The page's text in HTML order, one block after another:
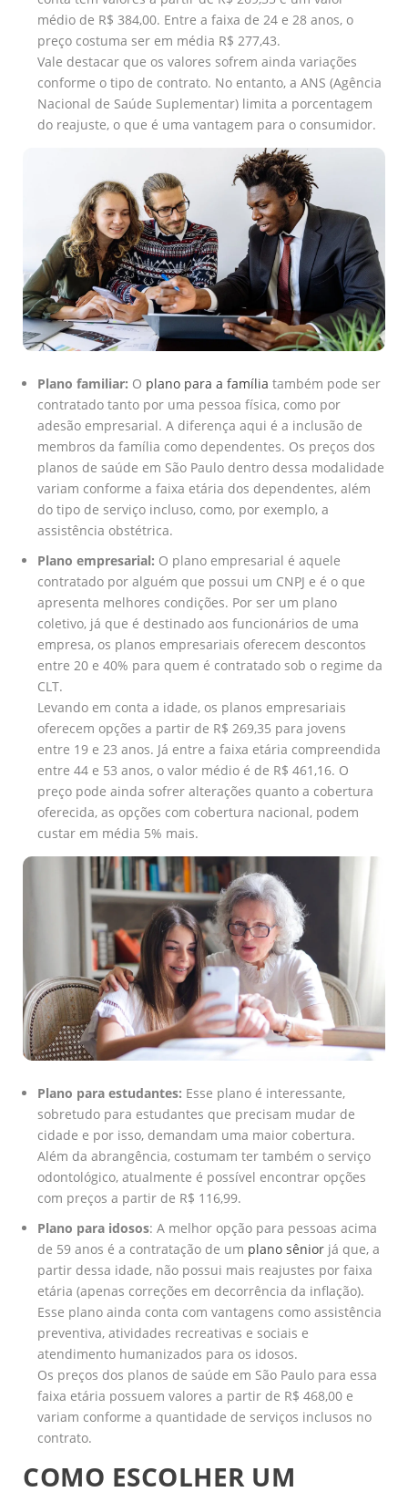
médio de R$ 384,00. Entre a faixa de 24 e 28 anos, o
preço costuma ser em média R$ 277,43.
Vale destacar que os valores sofrem ainda variações
conforme o tipo de contrato. No entanto, a ANS (Agência
Nacional de Saúde Suplementar) limita a porcentagem
do reajuste, o que é uma vantagem para o consumidor.
Plano familiar: O plano para a família também pode ser
contratado tanto por uma pessoa física, como por
adesão empresarial. A diferença aqui é a inclusão de
membros da família como dependentes. Os preços dos
planos de saúde em São Paulo dentro dessa modalidade
variam conforme a faixa etária dos dependentes, além
do tipo de serviço incluso, como, por exemplo, a
assistência obstétrica.
Plano empresarial: O plano empresarial é aquele
contratado por alguém que possui um CNPJ e é o que
apresenta melhores condições. Por ser um plano
coletivo, já que é destinado aos funcionários de uma
empresa, os planos empresariais oferecem descontos
entre 20 e 40% para quem é contratado sob o regime da
CLT.
Levando em conta a idade, os planos empresariais
oferecem opções a partir de R$ 269,35 para jovens
entre 19 e 23 anos. Já entre a faixa etária compreendida
entre 44 e 53 anos, o valor médio é de R$ 461,16. O
preço pode ainda sofrer alterações quanto a cobertura
oferecida, as opções com cobertura nacional, podem
custar em média 5% mais.
Plano para estudantes: Esse plano é interessante,
sobretudo para estudantes que precisam mudar de
cidade e por isso, demandam uma maior cobertura.
Além da abrangência, costumam ter também o serviço
odontológico, atualmente é possível encontrar opções
com preços a partir de R$ 116,99.
Plano para idosos: A melhor opção para pessoas acima
de 59 anos é a contratação de um plano sênior já que, a
partir dessa idade, não possui mais reajustes por faixa
etária (apenas correções em decorrência da inflação).
Esse plano ainda conta com vantagens como assistência
preventiva, atividades recreativas e sociais e
atendimento humanizados para os idosos.
Os preços dos planos de saúde em São Paulo para essa
faixa etária possuem valores a partir de R$ 468,00 e
variam conforme a quantidade de serviços inclusos no
contrato.
COMO ESCOLHER UM